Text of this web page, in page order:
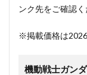
ンク先をご確認く
※掲載価格は
機動戦士ガン